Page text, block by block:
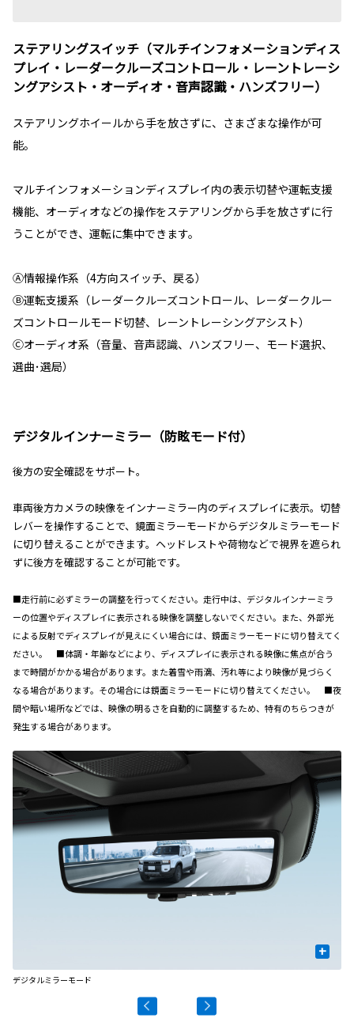
ステアリングスイッチ（マルチインフォメーションディス
プレイ・レーダークルーズコントロール・レーントレーシ
ングアシスト・オーディオ・音声認識・ハンズフリー）
ステアリングホイールから手を放さずに、さまざまな操作が可
能。
マルチインフォメーションディスプレイ内の表示切替や運転支援
機能、オーディオなどの操作をステアリングから手を放さずに行
うことができ、運転に集中できます。
Ⓐ情報操作系（4方向スイッチ、戻る）
Ⓑ運転支援系（レーダークルーズコントロール、レーダークルー
ズコントロールモード切替、レーントレーシングアシスト）
Ⓒオーディオ系（音量、音声認識、ハンズフリー、モード選択、
選曲･選局）
デジタルインナーミラー（防眩モード付）
後方の安全確認をサポート。
車両後方カメラの映像をインナーミラー内のディスプレイに表示。切替
レバーを操作することで、鏡面ミラーモードからデジタルミラーモード
に切り替えることができます。ヘッドレストや荷物などで視界を遮られ
ずに後方を確認することが可能です。
■走行前に必ずミラーの調整を行ってください。走行中は、デジタルインナーミラ
ーの位置やディスプレイに表示される映像を調整しないでください。また、外部光
による反射でディスプレイが見えにくい場合には、鏡面ミラーモードに切り替えてく
ださい。 ■体調・年齢などにより、ディスプレイに表示される映像に焦点が合う
まで時間がかかる場合があります。また着雪や雨滴、汚れ等により映像が見づらく
なる場合があります。その場合には鏡面ミラーモードに切り替えてください。 ■夜
間や暗い場所などでは、映像の明るさを自動的に調整するため、特有のちらつきが
発生する場合があります。
+
デジタルミラーモード